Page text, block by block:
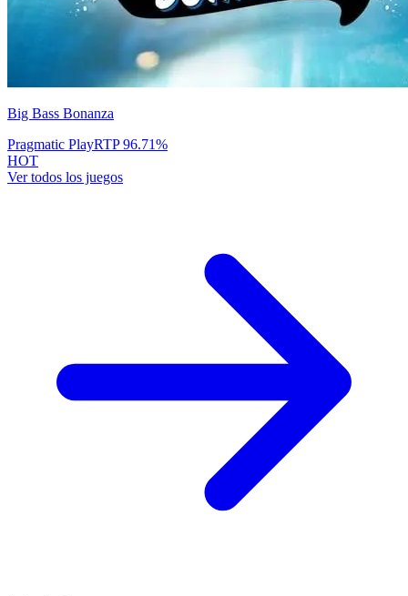
Big Bass Bonanza
Pragmatic PlayRTP96.71%
HOT
Ver todos los juegos